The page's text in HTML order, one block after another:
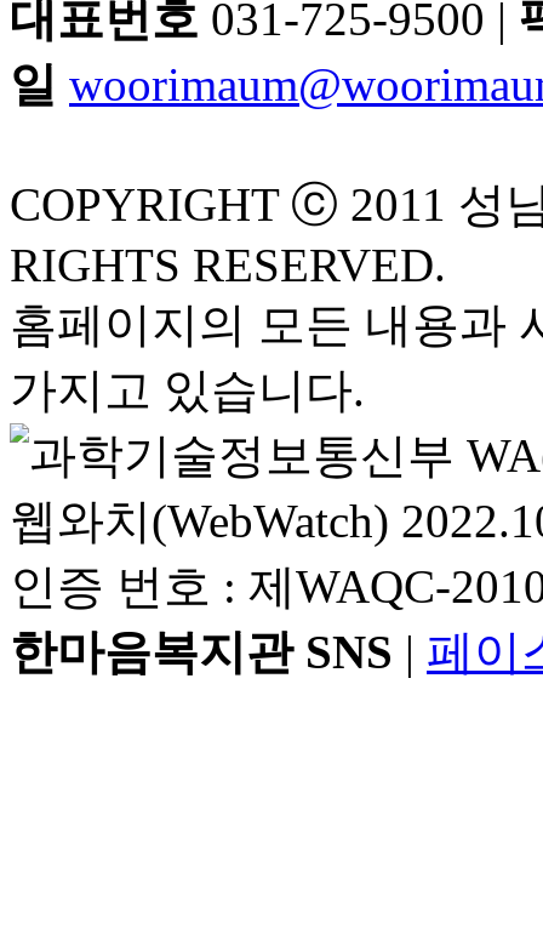
대표번호 031-725-9500 |
일
COPYRIGHT ⓒ 2011 성
RIGHTS RESERVED.
홈페이지의 모든 내용과
가지고 있습니다.
한마음복지관 SNS | 페이